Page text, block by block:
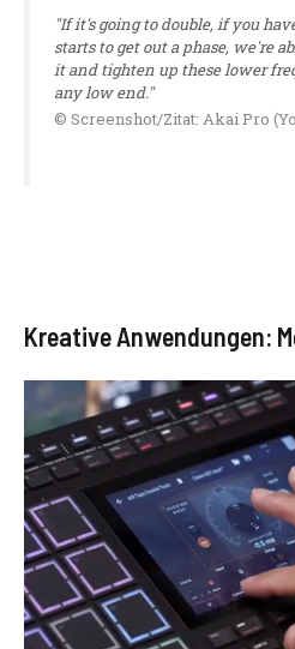
"If it's going to double, if you
starts to get out a phase, we're
it and tighten up these lower
any low end."
© Screenshot/Zitat: Akai Pro
Kreative Anwendungen: